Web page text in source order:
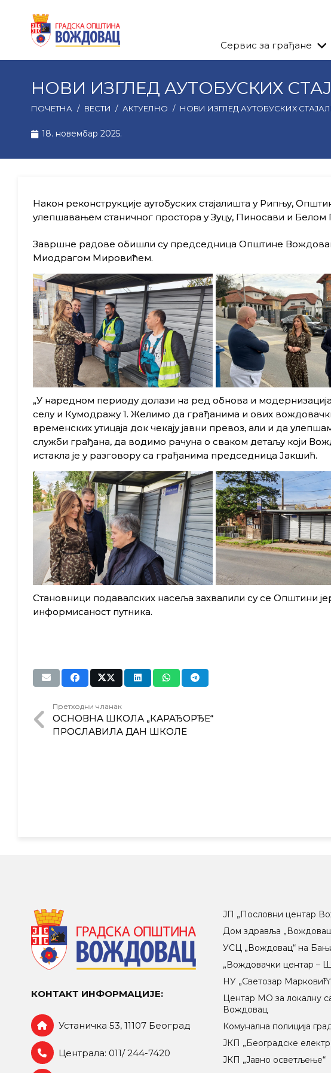
Сервис за грађане
НОВИ ИЗГЛЕД АУТОБУСКИХ
ПОЧЕТНА / ВЕСТИ / АКТУЕЛНО / НОВИ ИЗГЛЕД АУТОБУСКИХ
18. новембар 2025.
Након реконструкције аутобуских стајалишта у Рипњу,
улепшавањем станичног простора у Зуцу, Пиносави и Белом
Завршне радове обишли су председница Општине Вождовац
Миодрагом Мировићем.
„У наредном периоду долази на ред обнова и
селу и Кумодражу 1. Желимо да грађанима и ових
временских утицаја док чекају јавни превоз, али и да
служби грађана, да водимо рачуна о сваком детаљу који
истакла је у разговору са грађанима председница Јакшић.
Становници подавалских насеља захвалили су се Општини
информисаност путника.
Претходни чланак
ОСНОВНА ШКОЛА „КАРАЂОРЂЕ“
ПРОСЛАВИЛА ДАН ШКОЛЕ
КОНТАКТ ИНФОРМАЦИЈЕ:
Устаничка 53, 11107 Београд
Централа: 011/ 244-7420
ЈП „Пословни центар
Дом здравља
УСЦ „Вождовац“ на
„Вождовачки центар –
НУ „Светозар
Центар МO за локалну
Вождовац
Комунална полиција
ЈКП „Београдске
ЈКП „Јавно осветљење“